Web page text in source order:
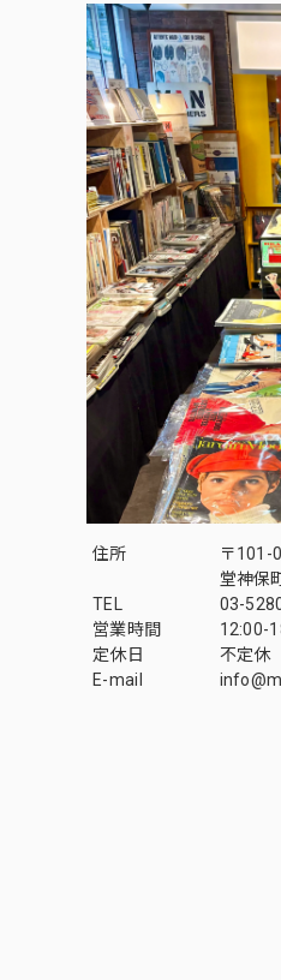
住所
〒101-
堂神保
TEL
03-
営業時間
12:00-
定休日
不定休
E-mail